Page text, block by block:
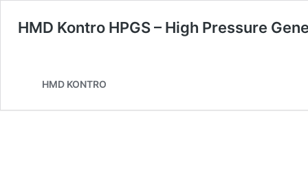
HMD Kontro HPGS – High Pressure
HMD KONTRO